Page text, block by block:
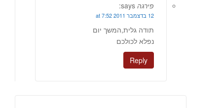
פירגה says:
12 בדצמבר 2011 at 7:52
תודה גלית,המשך יום
נפלא לכולכם
Reply